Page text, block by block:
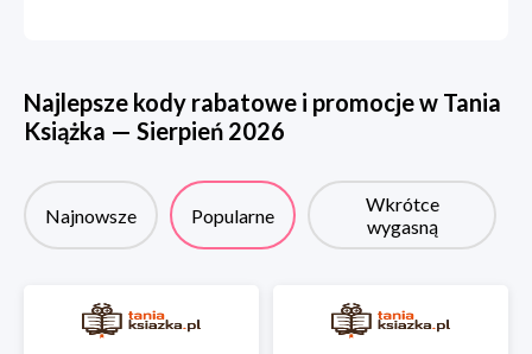
Najlepsze kody rabatowe i promocje w Tania
Książka — Sierpień 2026
Najnowsze Popularne
Wkrótce
wygasną